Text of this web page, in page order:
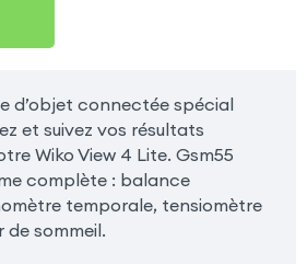
d’objet connectée spécial
et suivez vos résultats
Wiko View 4 Lite. Gsm55
complète : balance
temporale, tensiomètre
sommeil.